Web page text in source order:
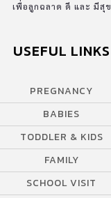
เพื่อลูกฉลาด ดี และ มีสุข
USEFUL LINKS
PREGNANCY
BABIES
TODDLER & KIDS
FAMILY
SCHOOL VISIT